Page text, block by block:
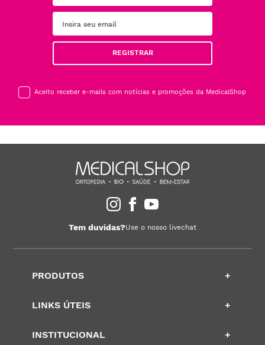
REGISTRAR
Aceito receber e-mails com notícias e promoções da MedicalShop
Tem duvidas?Use o nosso livechat
PRODUTOS +
LINKS ÚTEIS +
INSTITUCIONAL +